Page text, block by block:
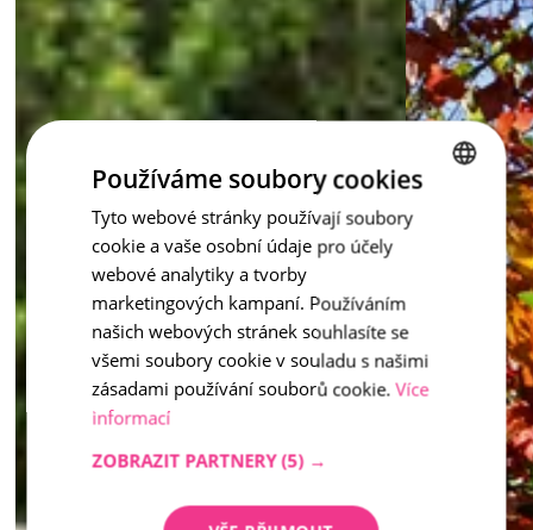
CZECH
Používáme soubory cookies
Tyto webové stránky používají soubory
cookie a vaše osobní údaje pro účely
webové analytiky a tvorby
marketingových kampaní. Používáním
našich webových stránek souhlasíte se
všemi soubory cookie v souladu s našimi
zásadami používání souborů cookie. Více
informací
ZOBRAZIT PARTNERY (5) →